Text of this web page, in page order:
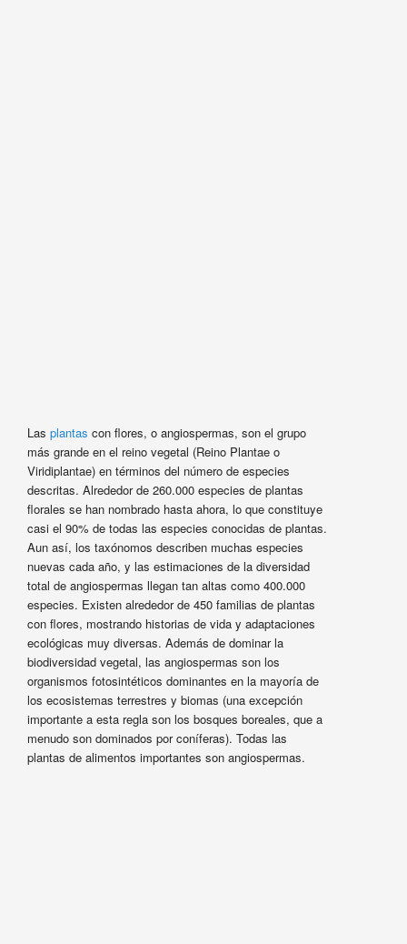
Las plantas con flores, o angiospermas, son el grupo
más grande en el reino vegetal (Reino Plantae o
Viridiplantae) en términos del número de especies
descritas. Alrededor de 260.000 especies de plantas
florales se han nombrado hasta ahora, lo que constituye
casi el 90% de todas las especies conocidas de plantas.
Aun así, los taxónomos describen muchas especies
nuevas cada año, y las estimaciones de la diversidad
total de angiospermas llegan tan altas como 400.000
especies. Existen alrededor de 450 familias de plantas
con flores, mostrando historias de vida y adaptaciones
ecológicas muy diversas. Además de dominar la
biodiversidad vegetal, las angiospermas son los
organismos fotosintéticos dominantes en la mayoría de
los ecosistemas terrestres y biomas (una excepción
importante a esta regla son los bosques boreales, que a
menudo son dominados por coníferas). Todas las
plantas de alimentos importantes son angiospermas.